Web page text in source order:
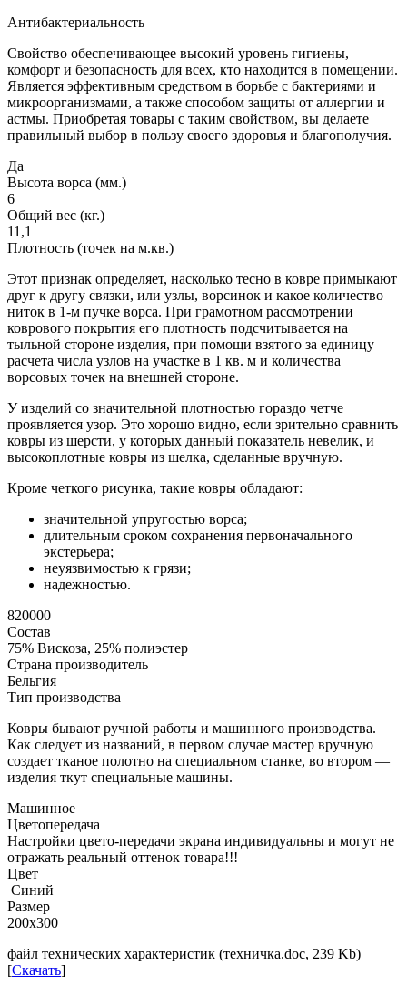
Антибактериальность
Свойство обеспечивающее высокий уровень гигиены,
комфорт и безопасность для всех, кто находится в помещении.
Является эффективным средством в борьбе с бактериями и
микроорганизмами, а также способом защиты от аллергии и
астмы. Приобретая товары с таким свойством, вы делаете
правильный выбор в пользу своего здоровья и благополучия.
Да
Высота ворса (мм.)
6
Общий вес (кг.)
11,1
Плотность (точек на м.кв.)
Этот признак определяет, насколько тесно в ковре примыкают
друг к другу связки, или узлы, ворсинок и какое количество
ниток в 1-м пучке ворса. При грамотном рассмотрении
коврового покрытия его плотность подсчитывается на
тыльной стороне изделия, при помощи взятого за единицу
расчета числа узлов на участке в 1 кв. м и количества
ворсовых точек на внешней стороне.
У изделий со значительной плотностью гораздо четче
проявляется узор. Это хорошо видно, если зрительно сравнить
ковры из шерсти, у которых данный показатель невелик, и
высокоплотные ковры из шелка, сделанные вручную.
Кроме четкого рисунка, такие ковры обладают:
значительной упругостью ворса;
длительным сроком сохранения первоначального
экстерьера;
неуязвимостью к грязи;
надежностью.
820000
Состав
75% Вискоза, 25% полиэстер
Страна производитель
Бельгия
Тип производства
Ковры бывают ручной работы и машинного производства.
Как следует из названий, в первом случае мастер вручную
создает тканое полотно на специальном станке, во втором —
изделия ткут специальные машины.
Машинное
Цветопередача
Настройки цвето-передачи экрана индивидуальны и могут не
отражать реальный оттенок товара!!!
Цвет
Синий
Размер
200x300
файл технических характеристик (техничка.doc, 239 Kb)
[Скачать]